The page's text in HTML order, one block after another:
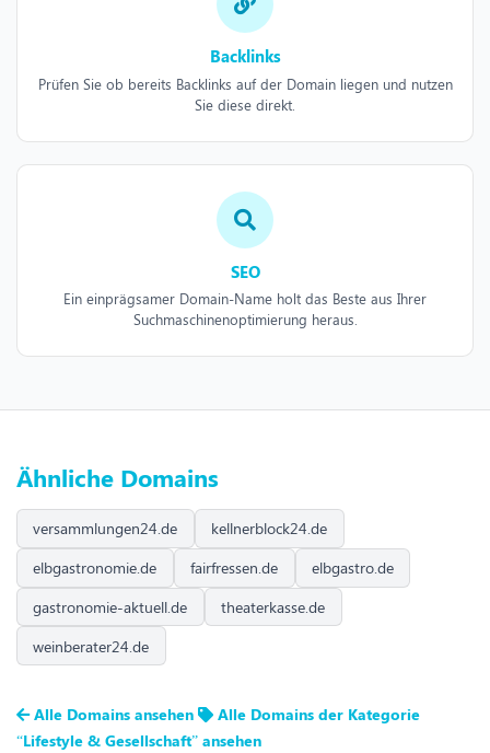
Backlinks
Prüfen Sie ob bereits Backlinks auf der Domain liegen und nutzen
Sie diese direkt.
SEO
Ein einprägsamer Domain-Name holt das Beste aus Ihrer
Suchmaschinenoptimierung heraus.
Ähnliche Domains
versammlungen24.de
kellnerblock24.de
elbgastronomie.de
fairfressen.de
elbgastro.de
gastronomie-aktuell.de
theaterkasse.de
weinberater24.de
Alle Domains ansehen
Alle Domains der Kategorie
“Lifestyle & Gesellschaft” ansehen